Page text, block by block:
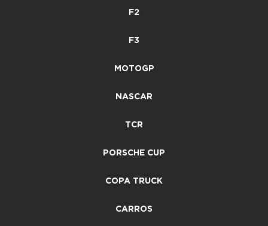
F2
F3
MOTOGP
NASCAR
TCR
PORSCHE CUP
COPA TRUCK
CARROS